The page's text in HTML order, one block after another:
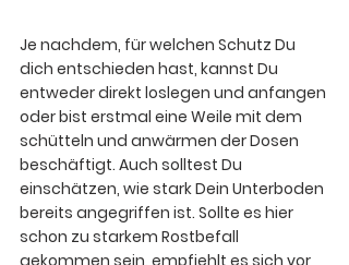
Je nachdem, für welchen Schutz Du
dich entschieden hast, kannst Du
entweder direkt loslegen und anfangen
oder bist erstmal eine Weile mit dem
schütteln und anwärmen der Dosen
beschäftigt. Auch solltest Du
einschätzen, wie stark Dein Unterboden
bereits angegriffen ist. Sollte es hier
schon zu starkem Rostbefall
gekommen sein, empfiehlt es sich vor